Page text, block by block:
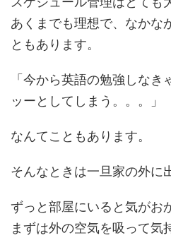
あくまでも理想で、なかな
ともあります。
「今から英語の勉強しな
ッーとしてしまう。。。」
なんてこともあります。
そんなときは一旦家の外に
ずっと部屋にいると気がお
まずは外の空気を吸って気